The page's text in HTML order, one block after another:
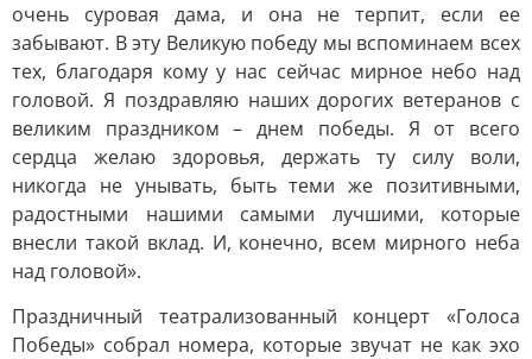
очень суровая дама, и она не терпит, если ее
забывают. В эту Великую победу мы вспоминаем всех
тех, благодаря кому у нас сейчас мирное небо над
головой. Я поздравляю наших дорогих ветеранов с
великим праздником – днем победы. Я от всего
сердца желаю здоровья, держать ту силу воли,
никогда не унывать, быть теми же позитивными,
радостными нашими самыми лучшими, которые
внесли такой вклад. И, конечно, всем мирного неба
над головой».
Праздничный театрализованный концерт «Голоса
Победы» собрал номера, которые звучат не как эхо